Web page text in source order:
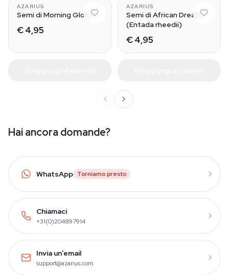
AZARIUS
Semi di Morning Glory
€ 4,95
AZARIUS
Semi di African Dream
(Entada rheedii)
€ 4,95
Hai ancora domande?
WhatsApp Torniamo presto
Chiamaci
+31(0)204897914
Invia un’email
support@azarius.com